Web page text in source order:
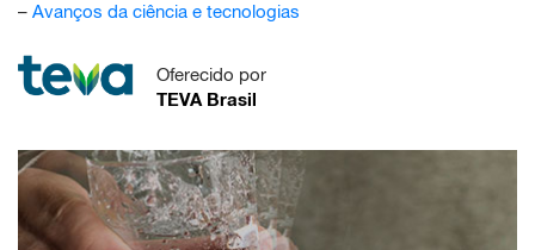
– Avanços da ciência e tecnologias
Oferecido por
TEVA Brasil